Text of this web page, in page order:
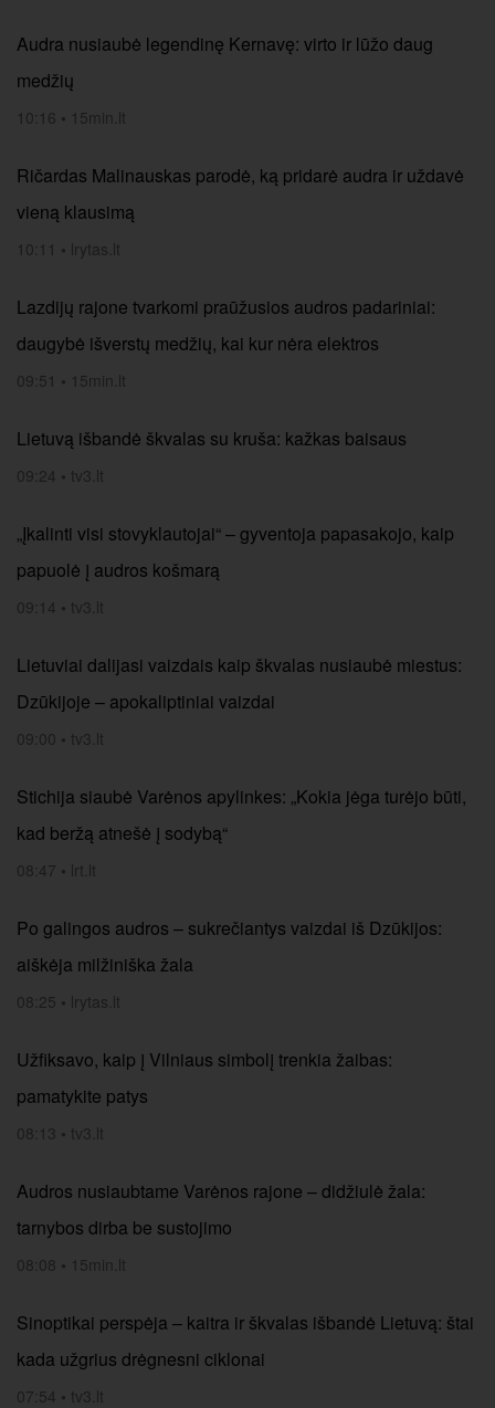
Audra nusiaubė legendinę Kernavę: virto ir lūžo daug
medžių
10:16 • 15min.lt
Ričardas Malinauskas parodė, ką pridarė audra ir uždavė
vieną klausimą
10:11 • lrytas.lt
Lazdijų rajone tvarkomi praūžusios audros padariniai:
daugybė išverstų medžių, kai kur nėra elektros
09:51 • 15min.lt
Lietuvą išbandė škvalas su kruša: kažkas baisaus
09:24 • tv3.lt
„Įkalinti visi stovyklautojai“ – gyventoja papasakojo, kaip
papuolė į audros košmarą
09:14 • tv3.lt
Lietuviai dalijasi vaizdais kaip škvalas nusiaubė miestus:
Dzūkijoje – apokaliptiniai vaizdai
09:00 • tv3.lt
Stichija siaubė Varėnos apylinkes: „Kokia jėga turėjo būti,
kad beržą atnešė į sodybą“
08:47 • lrt.lt
Po galingos audros – sukrečiantys vaizdai iš Dzūkijos:
aiškėja milžiniška žala
08:25 • lrytas.lt
Užfiksavo, kaip į Vilniaus simbolį trenkia žaibas:
pamatykite patys
08:13 • tv3.lt
Audros nusiaubtame Varėnos rajone – didžiulė žala:
tarnybos dirba be sustojimo
08:08 • 15min.lt
Sinoptikai perspėja – kaitra ir škvalas išbandė Lietuvą: štai
kada užgrius drėgnesni ciklonai
07:54 • tv3.lt